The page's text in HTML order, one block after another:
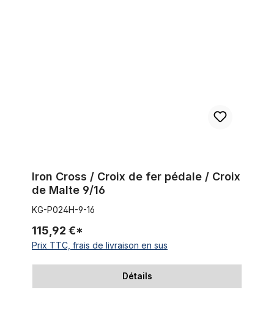
Iron Cross / Croix de fer pédale / Croix
de Malte 9/16
KG-P024H-9-16
115,92 €*
Prix TTC, frais de livraison en sus
Détails